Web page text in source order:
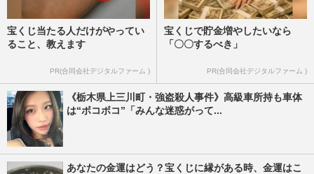
宝くじ当たる人だけがやってい
ること、教えます
PR(合同会社デジタルファーム )
宝くじで貯金増やしたいなら
「〇〇するべき」
PR(合同会社デジタルファーム )
《栃木県上三川町・強盗殺人事件》高級車所持も車体
は“ボコボコ”「みんな迷惑がって...
あなたの金運はどう？宝くじに縁がある時、金運はこ